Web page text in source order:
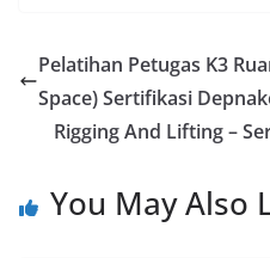
Pelatihan Petugas K3
Space) Sertifikasi
Rigging And Lifting –
You May Also